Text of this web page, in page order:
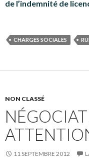
de l’indemnité de
CHARGES SOCIALES
NON CLASSÉ
11 SEPTEMBRE 2012